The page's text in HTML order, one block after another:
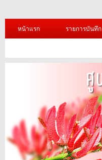
หน้าแรก รายการบันทึก